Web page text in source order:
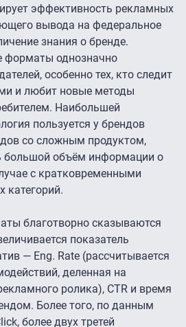
эффективность рекламных
вывода на федеральное
знания о бренде.
форматы однозначно
особенно тех, кто следит
и любит новые методы
Наибольшей
пользуется у брендов
со сложным продуктом,
большой объём информации о
с кратковременными
категорий.
благотворно сказываются
показатель
— Eng. Rate (рассчитывается
деленная на
ролика), CTR и время
Более того, по данным
более двух третей